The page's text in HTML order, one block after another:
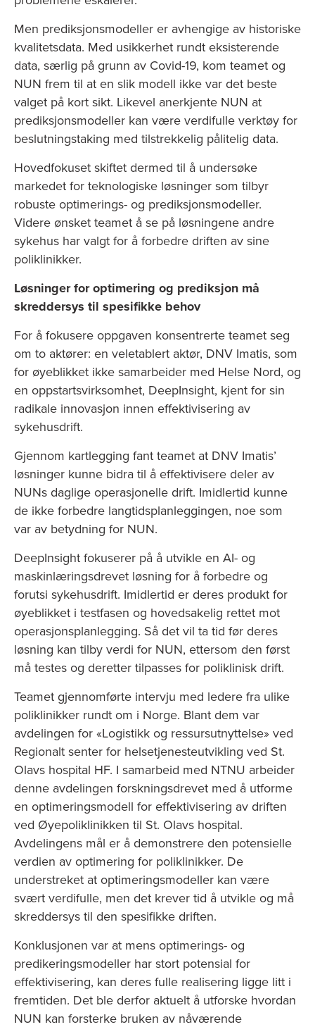
Men prediksjonsmodeller er avhengige av historiske
kvalitetsdata. Med usikkerhet rundt eksisterende
data, særlig på grunn av Covid-19, kom teamet og
NUN frem til at en slik modell ikke var det beste
valget på kort sikt. Likevel anerkjente NUN at
prediksjonsmodeller kan være verdifulle verktøy for
beslutningstaking med tilstrekkelig pålitelig data.
Hovedfokuset skiftet dermed til å undersøke
markedet for teknologiske løsninger som tilbyr
robuste optimerings- og prediksjonsmodeller.
Videre ønsket teamet å se på løsningene andre
sykehus har valgt for å forbedre driften av sine
poliklinikker.
Løsninger for optimering og prediksjon må
skreddersys til spesifikke behov
For å fokusere oppgaven konsentrerte teamet seg
om to aktører: en veletablert aktør, DNV Imatis, som
for øyeblikket ikke samarbeider med Helse Nord, og
en oppstartsvirksomhet, DeepInsight, kjent for sin
radikale innovasjon innen effektivisering av
sykehusdrift.
Gjennom kartlegging fant teamet at DNV Imatis’
løsninger kunne bidra til å effektivisere deler av
NUNs daglige operasjonelle drift. Imidlertid kunne
de ikke forbedre langtidsplanleggingen, noe som
var av betydning for NUN.
DeepInsight fokuserer på å utvikle en AI- og
maskinlæringsdrevet løsning for å forbedre og
forutsi sykehusdrift. Imidlertid er deres produkt for
øyeblikket i testfasen og hovedsakelig rettet mot
operasjonsplanlegging. Så det vil ta tid før deres
løsning kan tilby verdi for NUN, ettersom den først
må testes og deretter tilpasses for poliklinisk drift.
Teamet gjennomførte intervju med ledere fra ulike
poliklinikker rundt om i Norge. Blant dem var
avdelingen for «Logistikk og ressursutnyttelse» ved
Regionalt senter for helsetjenesteutvikling ved St.
Olavs hospital HF. I samarbeid med NTNU arbeider
denne avdelingen forskningsdrevet med å utforme
en optimeringsmodell for effektivisering av driften
ved Øyepoliklinikken til St. Olavs hospital.
Avdelingens mål er å demonstrere den potensielle
verdien av optimering for poliklinikker. De
understreket at optimeringsmodeller kan være
svært verdifulle, men det krever tid å utvikle og må
skreddersys til den spesifikke driften.
Konklusjonen var at mens optimerings- og
predikeringsmodeller har stort potensial for
effektivisering, kan deres fulle realisering ligge litt i
fremtiden. Det ble derfor aktuelt å utforske hvordan
NUN kan forsterke bruken av nåværende